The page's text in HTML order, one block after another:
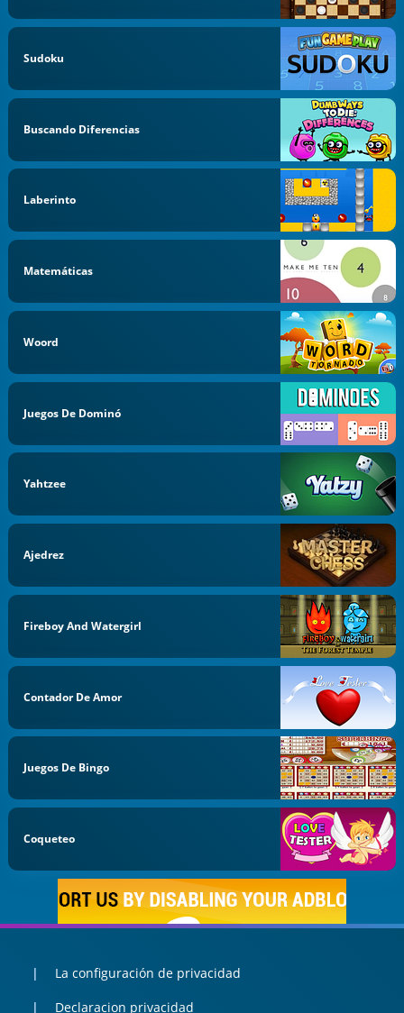
Sudoku
Buscando Diferencias
Laberinto
Matemáticas
Woord
Juegos De Dominó
Yahtzee
Ajedrez
Fireboy And Watergirl
Contador De Amor
Juegos De Bingo
Coqueteo
La configuración de privacidad
Declaracion privacidad